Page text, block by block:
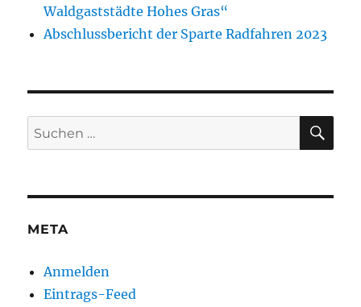
Waldgaststädte Hohes Gras“
Abschlussbericht der Sparte Radfahren 2023
Suche
nach:
META
Anmelden
Eintrags-Feed